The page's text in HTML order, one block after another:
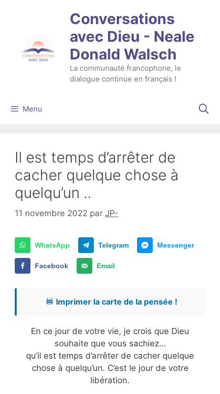
Conversations
avec Dieu - Neale
Donald Walsch
La communauté francophone, le
dialogue continue en français !
Menu
Il est temps d’arrêter de
cacher quelque chose à
quelqu’un ..
11 novembre 2022 par JP-
WhatsApp Telegram Messenger
Facebook Email
Imprimer la carte de la pensée !
En ce jour de votre vie, je crois que Dieu
souhaite que vous sachiez…
qu’il est temps d’arrêter de cacher quelque
chose à quelqu’un. C’est le jour de votre
libération.